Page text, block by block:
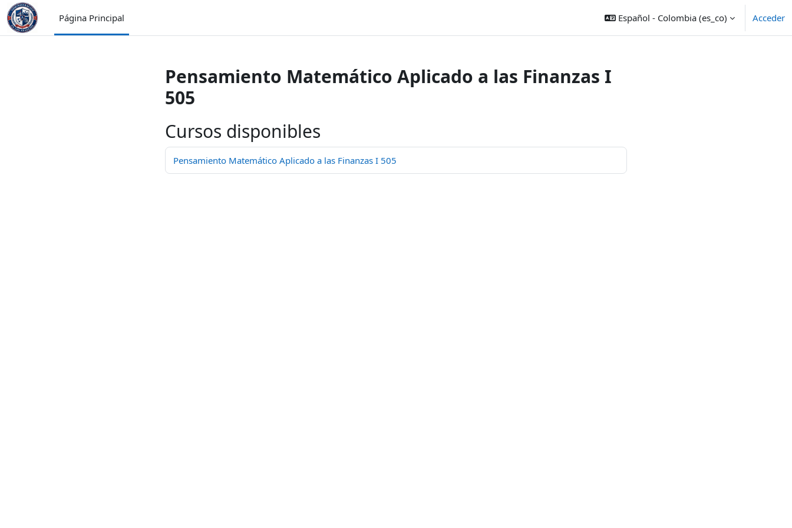
Saltar al contenido principal
Página Principal
Español - Colombia ‎(es_co)‎ Acceder
Pensamiento Matemático Aplicado a las Finanzas I
505
Cursos disponibles
Pensamiento Matemático Aplicado a las Finanzas I 505